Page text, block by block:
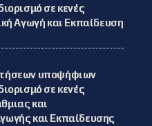
σε κενές
Αγωγή και Εκπαίδευση
υποψήφιων
σε κενές
και
και Εκπαίδευσης